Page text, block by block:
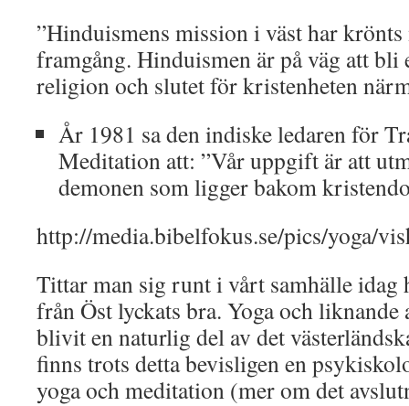
”Hinduismens mission i väst har
framgång. Hinduismen är på väg att bli
religion och slutet för kristenheten
År 1981 sa den indiske ledaren för
Meditation att: ”Vår uppgift är att
demonen som ligger bakom
http://media.bibelfokus.se/pics/yoga/
Tittar man sig runt i vårt samhälle idag
från Öst lyckats bra. Yoga och
blivit en naturlig del av det
finns trots detta bevisligen en
yoga och meditation (mer om det